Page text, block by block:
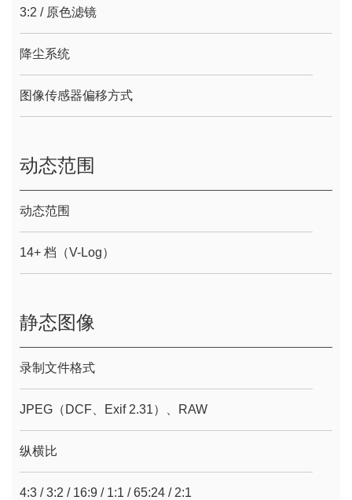
3:2 / 原色滤镜
降尘系统
图像传感器偏移方式
动态范围
动态范围
14+ 档（V-Log）
静态图像
录制文件格式
JPEG（DCF、Exif 2.31）、RAW
纵横比
4:3 / 3:2 / 16:9 / 1:1 / 65:24 / 2:1